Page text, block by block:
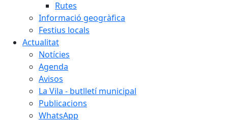
Rutes
Informació geogràfica
Festius locals
Actualitat
Notícies
Agenda
Avisos
La Vila - butlletí municipal
Publicacions
WhatsApp